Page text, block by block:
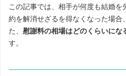
この記事では、相手が何度も結婚
約を解消せざるを得なくなった場合、
た、 慰謝料の相場はどのくらいにな
す。